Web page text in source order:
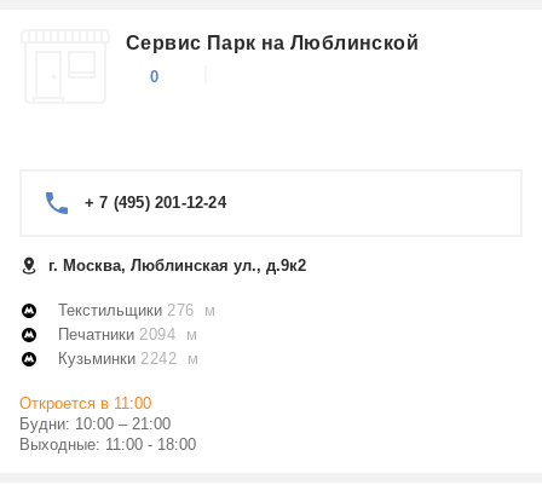
Сервис Парк на Люблинской
0
+ 7 (495) 201-12-24
г. Москва, Люблинская ул., д.9к2
Текстильщики 276 м
Печатники 2094 м
Кузьминки 2242 м
Откроется в 11:00
Будни: 10:00 – 21:00
Выходные: 11:00 - 18:00